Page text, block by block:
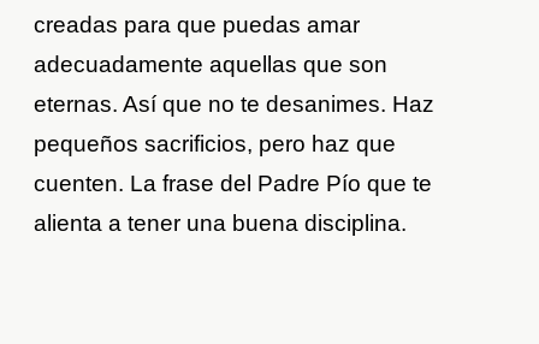
creadas para que puedas amar
adecuadamente aquellas que son
eternas. Así que no te desanimes. Haz
pequeños sacrificios, pero haz que
cuenten. La frase del Padre Pío que te
alienta a tener una buena disciplina.